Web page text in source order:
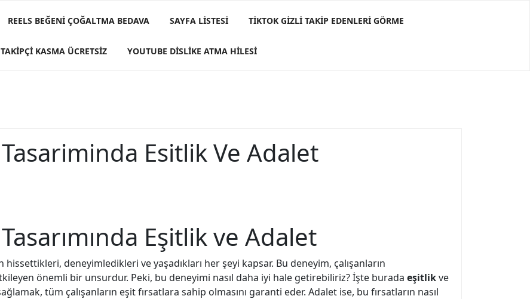
REELS BEĞENI ÇOĞALTMA BEDAVA SAYFA LISTESI TIKTOK GIZLI TAKIP EDENLERI GÖRME
KASMA ÜCRETSIZ YOUTUBE DISLIKE ATMA HILESI
Esitlik Ve Adalet
Eşitlik ve Adalet
hissettikleri, deneyimledikleri ve yaşadıkları her şeyi kapsar. Bu deneyim, çalışanların
önemli bir unsurdur. Peki, bu deneyimi nasıl daha iyi hale getirebiliriz? İşte burada eşitlikve
tüm çalışanların eşit fırsatlara sahip olmasını garanti eder. Adalet ise, bu fırsatların nasıl